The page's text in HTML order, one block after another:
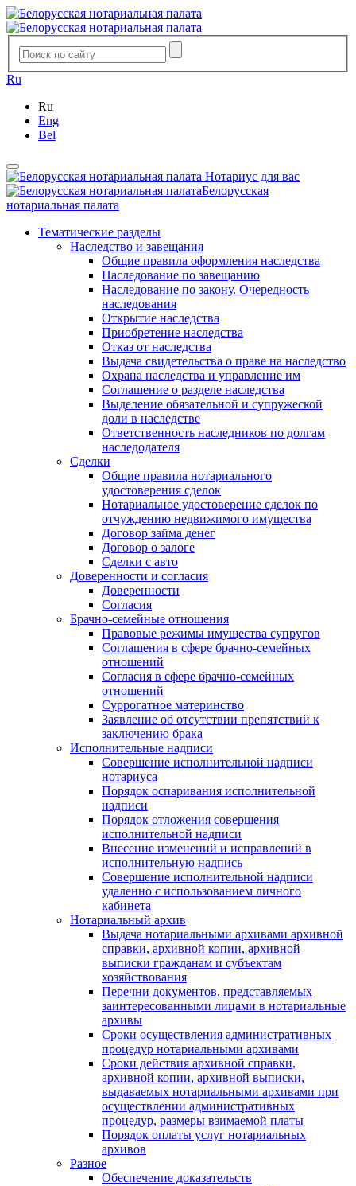
Ru
Ru
Eng
Bel
Нотариус для вас
Белорусская
нотариальная палата
Тематические разделы
Наследство и завещания
Общие правила оформления наследства
Наследование по завещанию
Наследование по закону. Очередность
наследования
Открытие наследства
Приобретение наследства
Отказ от наследства
Выдача свидетельства о праве на наследство
Охрана наследства и управление им
Соглашение о разделе наследства
Выделение обязательной и супружеской
доли в наследстве
Ответственность наследников по долгам
наследодателя
Сделки
Общие правила нотариального
удостоверения сделок
Нотариальное удостоверение сделок по
отчуждению недвижимого имущества
Договор займа денег
Договор о залоге
Сделки с авто
Доверенности и согласия
Доверенности
Согласия
Брачно-семейные отношения
Правовые режимы имущества супругов
Соглашения в сфере брачно-семейных
отношений
Согласия в сфере брачно-семейных
отношений
Суррогатное материнство
Заявление об отсутствии препятствий к
заключению брака
Исполнительные надписи
Совершение исполнительной надписи
нотариуса
Порядок оспаривания исполнительной
надписи
Порядок отложения совершения
исполнительной надписи
Внесение изменений и исправлений в
исполнительную надпись
Совершение исполнительной надписи
удаленно с использованием личного
кабинета
Нотариальный архив
Выдача нотариальными архивами архивной
справки, архивной копии, архивной
выписки гражданам и субъектам
хозяйствования
Перечни документов, представляемых
заинтересованными лицами в нотариальные
архивы
Сроки осуществления административных
процедур нотариальными архивами
Сроки действия архивной справки,
архивной копии, архивной выписки,
выдаваемых нотариальными архивами при
осуществлении административных
процедур, размеры взимаемой платы
Порядок оплаты услуг нотариальных
архивов
Разное
Обеспечение доказательств